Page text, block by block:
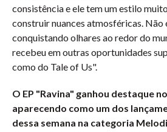
consistência e ele tem um estilo
construir nuances atmosféricas. Não
conquistando olhares ao redor do
recebeu em outras oportunidades
como do Tale of Us".
O EP "Ravina" ganhou destaque
aparecendo como um dos
dessa semana na categoria